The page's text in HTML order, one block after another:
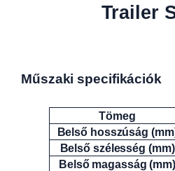
Trailer
Műszaki specifikációk
Attribútumok Érték
Tömeg
Belső hosszúság
Belső szélesség (mm)
Belső magasság (mm)